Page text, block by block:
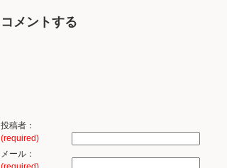
コメントする
投稿者：
(required)
メール：